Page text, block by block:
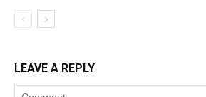
LEAVE A REPLY